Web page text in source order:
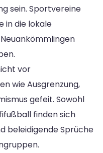
sein. Sportvereine
in die lokale
vor
wie Ausgrenzung,
gefeit. Sowohl
finden sich
beleidigende Sprüche